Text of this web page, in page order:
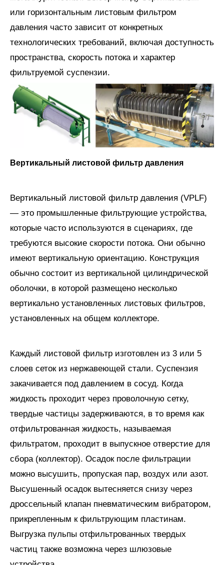
или горизонтальным листовым фильтром
давления часто зависит от конкретных
технологических требований, включая доступность
пространства, скорость потока и характер
фильтруемой суспензии.
Вертикальный листовой фильтр давления
Вертикальный листовой фильтр давления (VPLF)
— это промышленные фильтрующие устройства,
которые часто используются в сценариях, где
требуются высокие скорости потока. Они обычно
имеют вертикальную ориентацию. Конструкция
обычно состоит из вертикальной цилиндрической
оболочки, в которой размещено несколько
вертикально установленных листовых фильтров,
установленных на общем коллекторе.
Каждый листовой фильтр изготовлен из 3 или 5
слоев сеток из нержавеющей стали. Суспензия
закачивается под давлением в сосуд. Когда
жидкость проходит через проволочную сетку,
твердые частицы задерживаются, в то время как
отфильтрованная жидкость, называемая
фильтратом, проходит в выпускное отверстие для
сбора (коллектор). Осадок после фильтрации
можно высушить, пропуская пар, воздух или азот.
Высушенный осадок вытесняется снизу через
дроссельный клапан пневматическим вибратором,
прикрепленным к фильтрующим пластинам.
Выгрузка пульпы отфильтрованных твердых
частиц также возможна через шлюзовые